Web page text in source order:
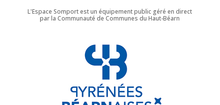
L'Espace Somport est un équipement public géré en direct
par la Communauté de Communes du Haut-Béarn